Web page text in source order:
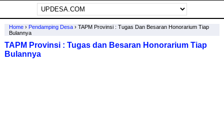
Home› Pendamping Desa› TAPM Provinsi : Tugas Dan Besaran Honorarium Tiap
Bulannya
TAPM Provinsi : Tugas dan Besaran Honorarium Tiap
Bulannya